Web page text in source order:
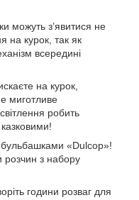
можуть з’явитися не
на курок, так як
всередині
на курок,
миготливе
робить
«Dulcop»!
розчин з набору
години розваг для